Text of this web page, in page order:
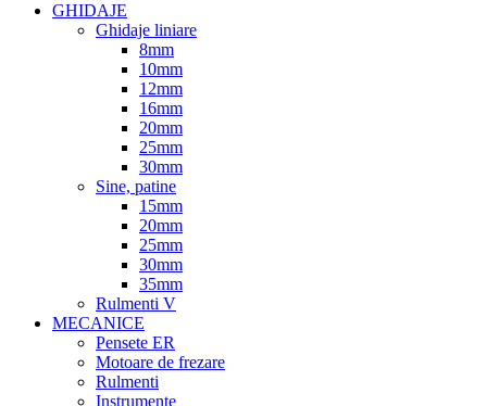
GHIDAJE
Ghidaje liniare
8mm
10mm
12mm
16mm
20mm
25mm
30mm
Sine, patine
15mm
20mm
25mm
30mm
35mm
Rulmenti V
MECANICE
Pensete ER
Motoare de frezare
Rulmenti
Instrumente